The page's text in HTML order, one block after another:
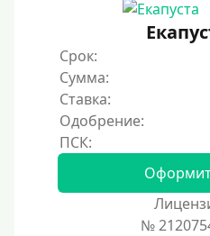
Цель
На Новый Год
Для исправления
На погашение других
До зарплаты
Срок:
Сумма:
Ставка:
Одобрение:
№